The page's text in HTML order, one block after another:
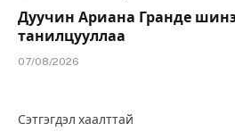
Дуучин Ариана Гранде
танилцууллаа
07/08/2026
Сэтгэгдэл хаалттай